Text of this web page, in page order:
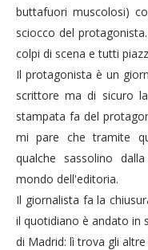
buttafuori muscolosi)
sciocco del
colpi di scena e tutti
Il protagonista è un
scrittore ma di sicuro
stampata fa del
mi pare che tramite
qualche sassolino
mondo dell'editoria.
Il giornalista fa la
il quotidiano è andato in
di Madrid: lì trova gli